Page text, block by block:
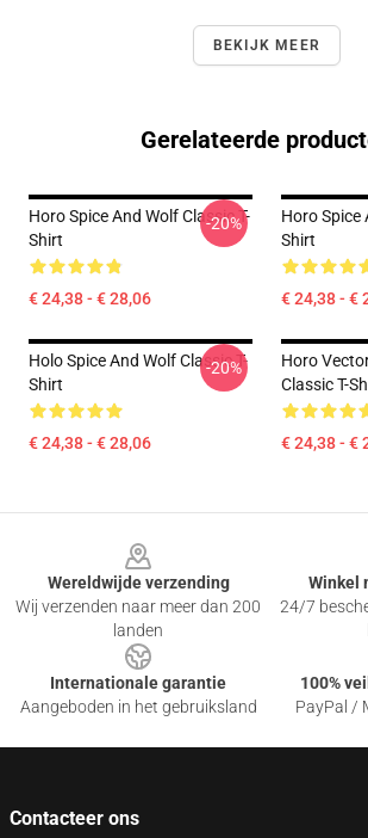
BEKIJK MEER
Gerelateerde
Horo Spice And Wolf Classic T-
Shirt
€ 24,38 - € 28,06
-20%
Horo Spice
Shirt
€ 24,38 - €
Holo Spice And Wolf Classic T-
Shirt
€ 24,38 - € 28,06
-20%
Horo
Classic T-
€ 24,38 - €
Wereldwijde verzending
Wij verzenden naar meer dan 200
landen
Winkel
24/7
Internationale garantie
Aangeboden in het gebruiksland
100%
PayPal /
Contacteer ons